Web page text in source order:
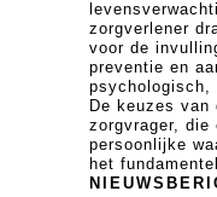
zorgverlener
voor de
preventie en
psychologisch,
De keuzes van
zorgvrager,
persoonlijke
het